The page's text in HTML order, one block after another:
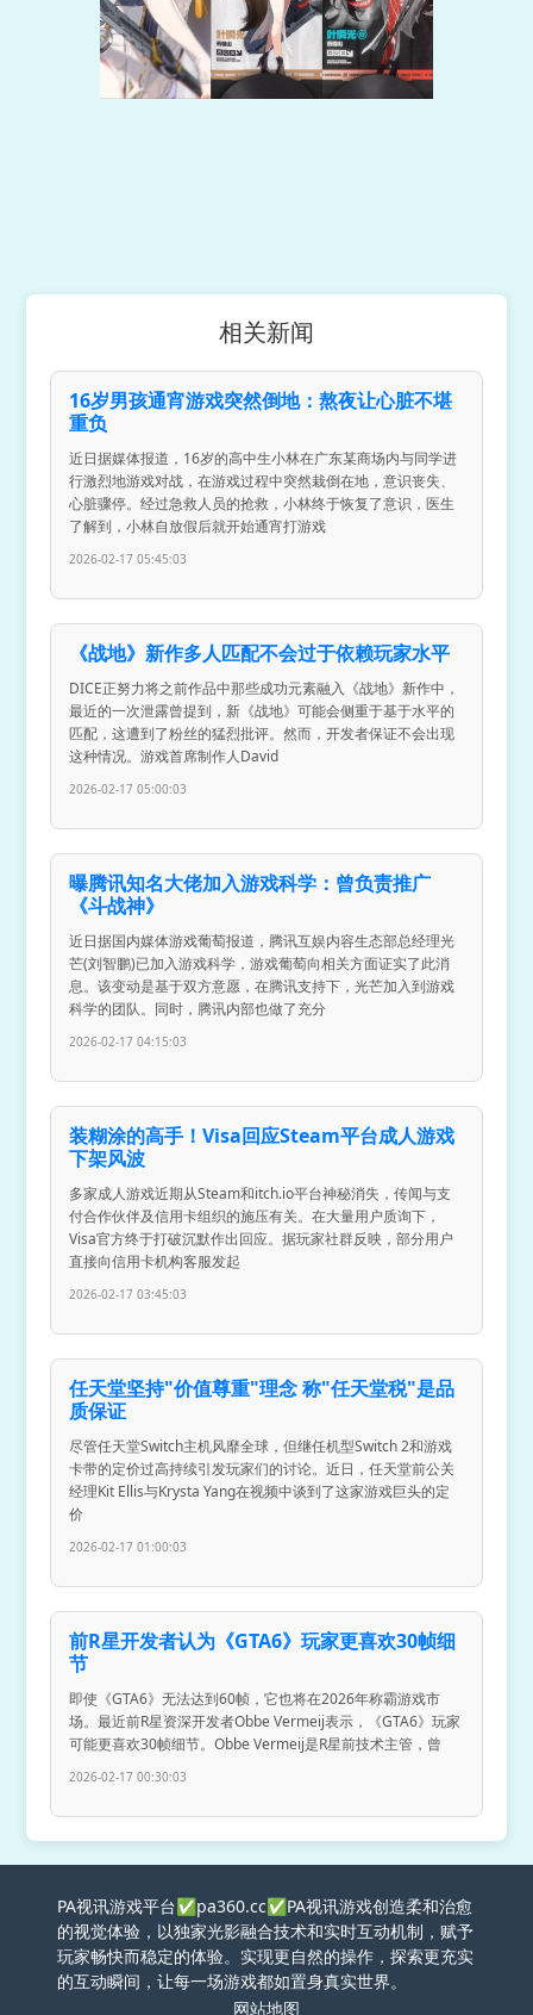
相关新闻
16岁男孩通宵游戏突然倒地：熬夜让心脏不堪
重负
近日据媒体报道，16岁的高中生小林在广东某商场内与同学进
行激烈地游戏对战，在游戏过程中突然栽倒在地，意识丧失、
心脏骤停。经过急救人员的抢救，小林终于恢复了意识，医生
了解到，小林自放假后就开始通宵打游戏
2026-02-17 05:45:03
《战地》新作多人匹配不会过于依赖玩家水平
DICE正努力将之前作品中那些成功元素融入《战地》新作中，
最近的一次泄露曾提到，新《战地》可能会侧重于基于水平的
匹配，这遭到了粉丝的猛烈批评。然而，开发者保证不会出现
这种情况。游戏首席制作人David
2026-02-17 05:00:03
曝腾讯知名大佬加入游戏科学：曾负责推广
《斗战神》
近日据国内媒体游戏葡萄报道，腾讯互娱内容生态部总经理光
芒(刘智鹏)已加入游戏科学，游戏葡萄向相关方面证实了此消
息。该变动是基于双方意愿，在腾讯支持下，光芒加入到游戏
科学的团队。同时，腾讯内部也做了充分
2026-02-17 04:15:03
装糊涂的高手！Visa回应Steam平台成人游戏
下架风波
多家成人游戏近期从Steam和itch.io平台神秘消失，传闻与支
付合作伙伴及信用卡组织的施压有关。在大量用户质询下，
Visa官方终于打破沉默作出回应。据玩家社群反映，部分用户
直接向信用卡机构客服发起
2026-02-17 03:45:03
任天堂坚持"价值尊重"理念 称"任天堂税"是品
质保证
尽管任天堂Switch主机风靡全球，但继任机型Switch 2和游戏
卡带的定价过高持续引发玩家们的讨论。近日，任天堂前公关
经理Kit Ellis与Krysta Yang在视频中谈到了这家游戏巨头的定
价
2026-02-17 01:00:03
前R星开发者认为《GTA6》玩家更喜欢30帧细
节
即使《GTA6》无法达到60帧，它也将在2026年称霸游戏市
场。最近前R星资深开发者Obbe Vermeij表示，《GTA6》玩家
可能更喜欢30帧细节。Obbe Vermeij是R星前技术主管，曾
2026-02-17 00:30:03
PA视讯游戏平台✅pa360.cc✅PA视讯游戏创造柔和治愈
的视觉体验，以独家光影融合技术和实时互动机制，赋予
玩家畅快而稳定的体验。实现更自然的操作，探索更充实
的互动瞬间，让每一场游戏都如置身真实世界。
网站地图